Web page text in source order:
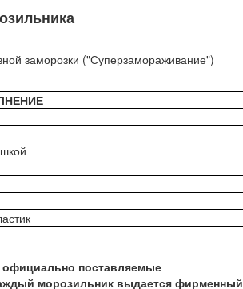
заморозки ("Суперзамораживание")
поставляемые
морозильник выдается фирменный